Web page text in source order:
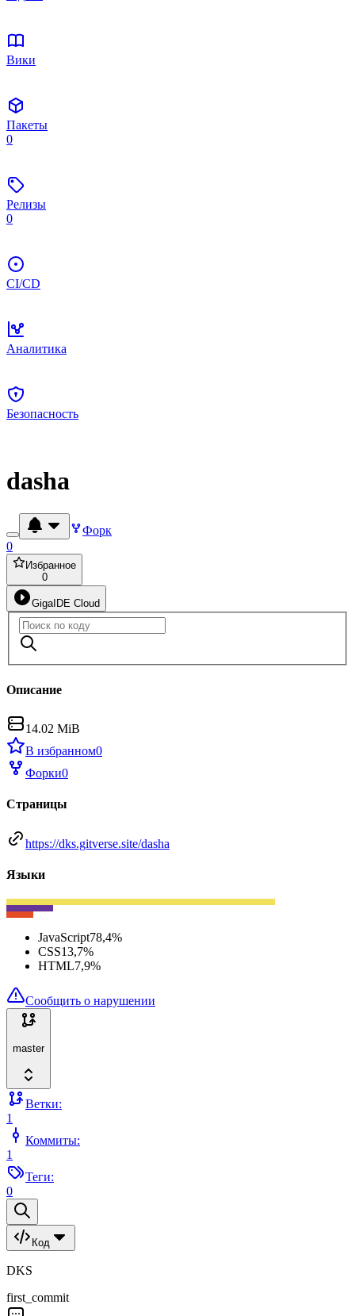
Вики
Пакеты
0
Релизы
0
CI/CD
Аналитика
Безопасность
dasha
Форк
0
Избранное
0
GigaIDE Cloud
Описание
14.02 MiB
В избранном0
Форки0
Страницы
https://dks.gitverse.site/dasha
Языки
JavaScript78,4%
CSS13,7%
HTML7,9%
Сообщить о нарушении
master
Ветки:
1
Коммиты:
1
Теги:
0
Код
DKS
first_commit